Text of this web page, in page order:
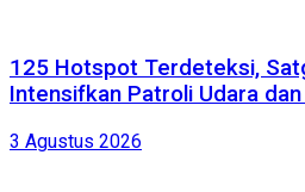
125 Hotspot Terdeteksi,
Intensifkan Patroli Udara
3 Agustus 2026